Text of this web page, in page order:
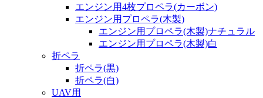
エンジン用4枚プロペラ(カーボン)
エンジン用プロペラ(木製)
エンジン用プロペラ(木製)ナチュラル
エンジン用プロペラ(木製)白
折ペラ
折ペラ(黒)
折ペラ(白)
UAV用